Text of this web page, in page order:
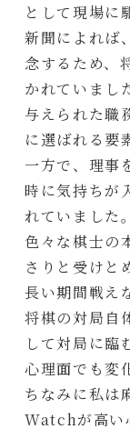
として現場に
新聞によれば
念するため、
かれていまし
与えられた職
に選ばれる要
一方で、理事
時に気持ちが
れていました。
色々な棋士の
さりと受けと
長い期間戦え
将棋の対局自
して対局に臨
心理面でも変
ちなみに私は
Watchが高い